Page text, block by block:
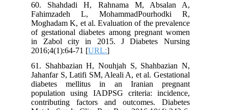
60. Shahdadi H, Rahnama M, Absalan A,
Fahimzadeh L, MohammadPourhodki R,
Moghadam K, et al. Evaluation of the prevalence
of gestational diabetes among pregnant women
in Zabol city in 2015. J Diabetes Nursing
2016;4(1):64-71 [URL:
61. Shahbazian H, Nouhjah S, Shahbazian N,
Jahanfar S, Latifi SM, Aleali A, et al. Gestational
diabetes mellitus in an Iranian pregnant
population using IADPSG criteria: incidence,
contributing factors and outcomes. Diabetes